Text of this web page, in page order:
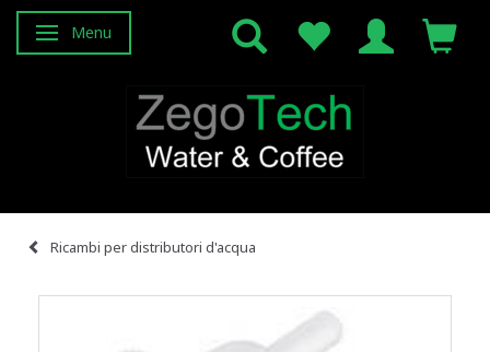
Attiva/disattiva navigazione
Menu
Ricambi per distributori d'acqua